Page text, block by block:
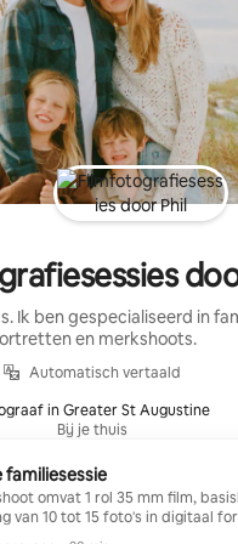
Ik ben gespecialiseerd in
en merkshoots.
Automatisch vertaald
in Greater St Augustine
Bij je thuis
familiesessie
omvat 1 rol 35 mm film,
van 10 tot 15 foto's in digitaal
reizigers die op zoek zijn naar